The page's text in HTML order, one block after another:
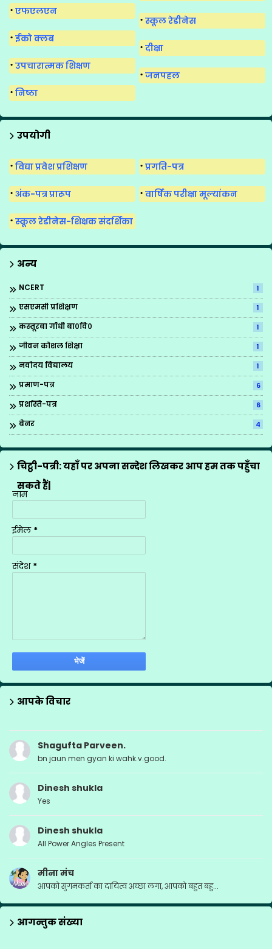
एफएलएन
स्कूल रेडीनेस
ईको क्लब
दीक्षा
उपचारात्मक शिक्षण
जनपहल
निष्ठा
उपयोगी
विद्या प्रवेश प्रशिक्षण प्रगति-पत्र
अंक-पत्र प्रारूप वार्षिक परीक्षा मूल्यांकन
स्कूल रेडीनेस-शिक्षक संदर्शिका
अन्य
NCERT 1
एसएमसी प्रशिक्षण 1
कस्तूरबा गाँधी बा०वि० 1
जीवन कौशल शिक्षा 1
नवोदय विद्यालय 1
प्रमाण-पत्र 6
प्रशस्ति-पत्र 6
बैनर 4
मीना मंच के गीत 12
राज्य अध्यापक पुरस्कार
शासनादेश
शिक्षक प्रशिक्षण
शिक्षण योजनाएँ
सूचना
चिट्ठी-पत्री: यहाँ पर अपना सन्देश लिखकर आप हम तक पहुँचा
सकते हैं|
नाम
ईमेल *
संदेश *
आपके विचार
Shagufta Parveen.
bn jaun men gyan ki wahk.v.good.
Dinesh shukla
Yes
Dinesh shukla
All Power Angles Present
मीना मंच
आपको सुगमकर्ता का दायित्व अच्छा लगा, आपको बहुत बहु...
आगन्तुक संख्या